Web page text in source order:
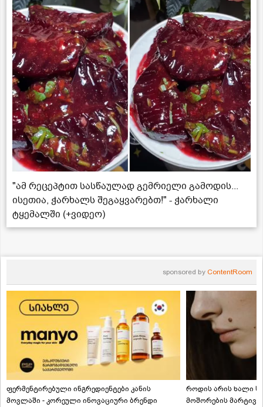
"ამ რეცეპტით სასწაულად გემრიელი გამოდის...
ისეთია, ჭარხალს შეგაყვარებთ!" - ჭარხალი
ტყემალში (+ვიდეო)
sponsored by ContentRoom
ფერმენტირებული ინგრედიენტები კანის
მოვლაში - კორეული ინოვაციური ბრენდი
როდის არის ხალი
მოშორების